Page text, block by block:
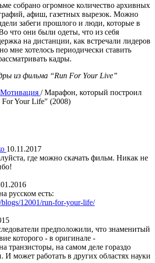
собрано огромное количество архивных
афиш, газетных вырезок. Можно
забеги прошлого и люди, которые в
что они были одеты, что из себя
на дистанции, как встречали лидеров
мне хотелось периодически ставить
кадры.
из фильма “Run For Your Live”
Мотивация /Марафон, который построил
Your Life" (2008)
10.11.2017
где можно скачать фильм. Никак не
русском есть:
12001/run-for-your-life/
предположили, что знаменитый
которого - в оригинале -
транзисторы, на самом деле гораздо
И может работать в других областях науки